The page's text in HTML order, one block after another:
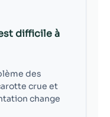
difficile à
des
crue et
change